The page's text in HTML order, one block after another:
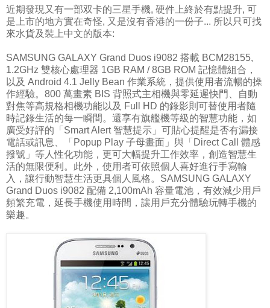
近期發現又有一部双卡的三星手機, 硬件上終於有點提升, 可
是上市的地方實在奇怪, 又是沒有香港的一份子... 所以只可找
來水貨及裝上中文的版本:
SAMSUNG GALAXY Grand Duos i9082 搭載 BCM28155,
1.2GHz 雙核心處理器 1GB RAM / 8GB ROM 記憶體組合，
以及 Android 4.1 Jelly Bean 作業系統，提供使用者流暢的操
作經驗。800 萬畫素 BIS 背照式主相機與零延遲快門、自動
對焦等高規格相機功能以及 Full HD 的錄影則可替使用者隨
時記錄生活的每一瞬間。還享有旗艦機等級的智慧功能，如
廣受好評的「Smart Alert 智慧提示」可貼心提醒是否有漏接
電話或訊息、「Popup Play 子母畫面」與「Direct Call 體感
撥號」等人性化功能，更可大幅提升工作效率，創造智慧生
活的無限便利。此外，使用者可依照個人喜好進行手寫輸
入，讓行動智慧生活更具個人風格。SAMSUNG GALAXY
Grand Duos i9082 配備 2,100mAh 容量電池，有效減少用戶
頻繁充電，延長手機使用時間，讓用戶充分體驗玩轉手機的
樂趣。